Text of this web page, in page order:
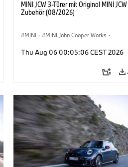
MINI JCW 3-Türer mit Original MINI JCW
Zubehör (08/2026)
MINI · MINI John Cooper Works ·
Sonderausstattungen, Zubehör
Thu Aug 06 00:05:06 CEST 2026